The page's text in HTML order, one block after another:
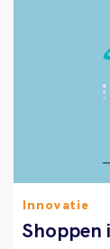
Innovatie